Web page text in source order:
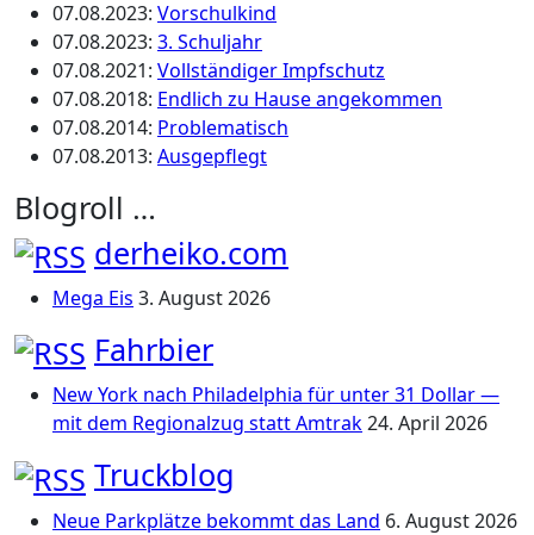
07.08.2023: Vorschulkind
07.08.2023: 3. Schuljahr
07.08.2021: Vollständiger Impfschutz
07.08.2018: Endlich zu Hause angekommen
07.08.2014: Problematisch
07.08.2013: Ausgepflegt
Blogroll …
derheiko.com
Mega Eis 3. August 2026
Fahrbier
New York nach Philadelphia für unter 31 Dollar —
mit dem Regionalzug statt Amtrak24. April 2026
Truckblog
Neue Parkplätze bekommt das Land 6. August 2026